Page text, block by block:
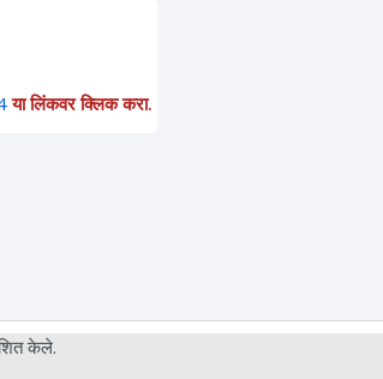
या लिंकवर क्लिक करा.
केले.